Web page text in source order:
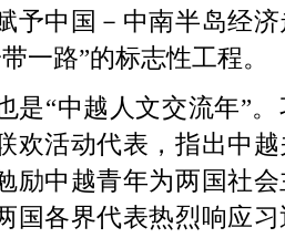
予中国－中南半岛经
一路”的标志性工程。
是“中越人文交流年”
欢活动代表，指出中
励中越青年为两国社
国各界代表热烈响应